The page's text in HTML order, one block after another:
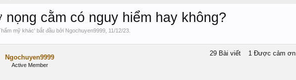
nọng cằm có nguy hiểm hay không?
mỹ khác' bắt đầu bởi Ngochuyen9999 11/12/23
Ngochuyen9999
Active Member
29 Bài viết 1 Được cảm ơn